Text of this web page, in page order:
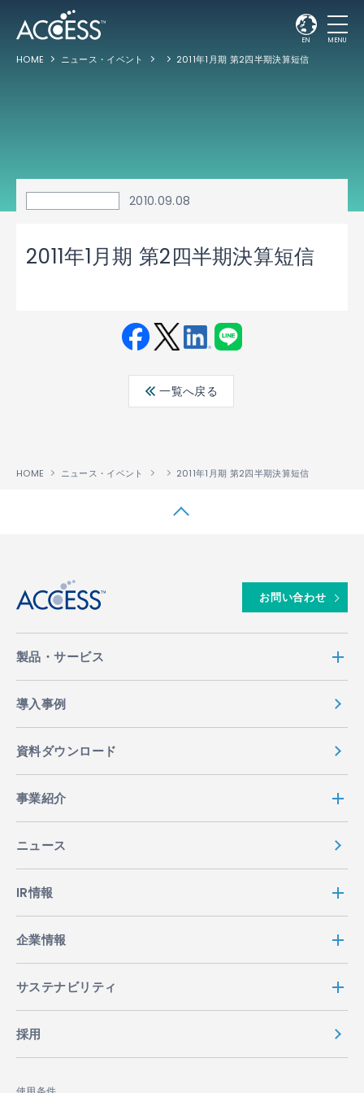
EN MENU
HOME ニュース・イベント 2011年1月期 第2四半期決算短信
2010.09.08
2011年1月期 第2四半期決算短信
ebo ter
edin
一覧へ戻る
HOME ニュース・イベント 2011年1月期 第2四半期決算短信
お問い合わせ
製品・サービス
導入事例
資料ダウンロード
事業紹介
ニュース
IR情報
企業情報
サステナビリティ
採用